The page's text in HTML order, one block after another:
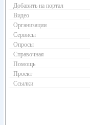
Добавить на портал
Видео
Организации
Сервисы
Опросы
Справочная
Помощь
Проект
Ссылки